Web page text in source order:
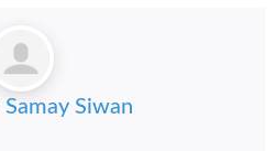
Samay Siwan